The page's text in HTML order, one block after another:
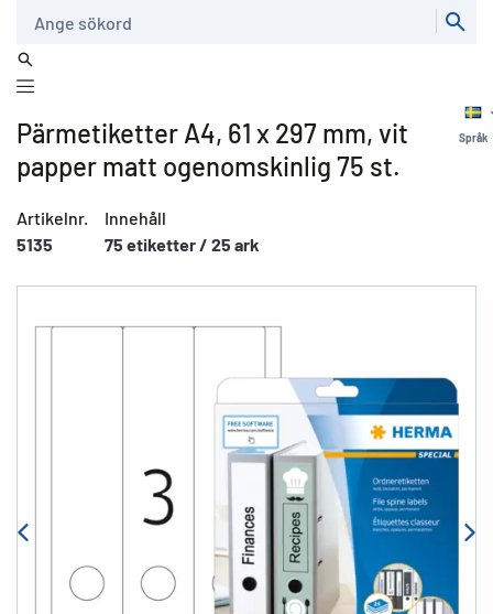
Språk
Pärmetiketter A4, 61 x 297 mm, vit
papper matt ogenomskinlig 75 st.
Artikelnr.
5135
Innehåll
75 etiketter / 25 ark